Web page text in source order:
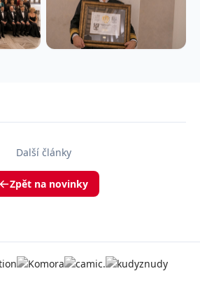
Další články
Zpět na novinky